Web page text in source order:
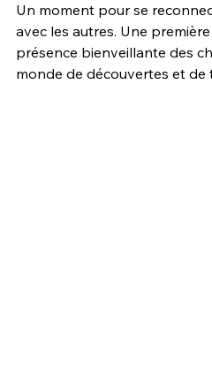
Un moment pour se
avec les autres. Une
présence bienveillante des
monde de découvertes et de